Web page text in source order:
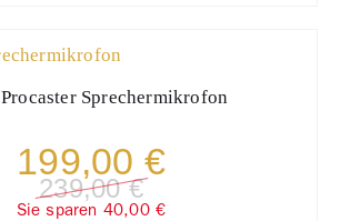
Procaster Sprechermikrofon
199,00 €
239,00 €
Sie sparen 40,00 €